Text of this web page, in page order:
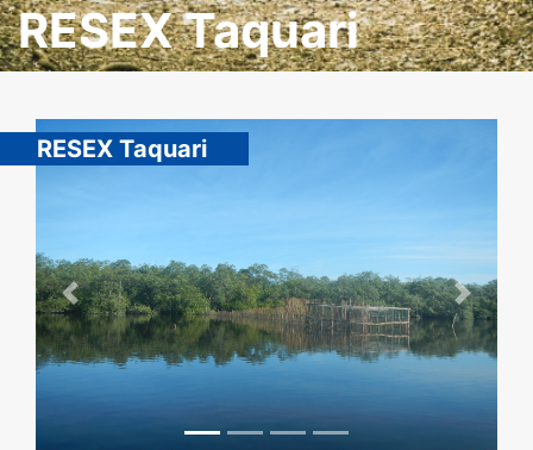
RESEX Taquari
RESEX Taquari
Previous Next